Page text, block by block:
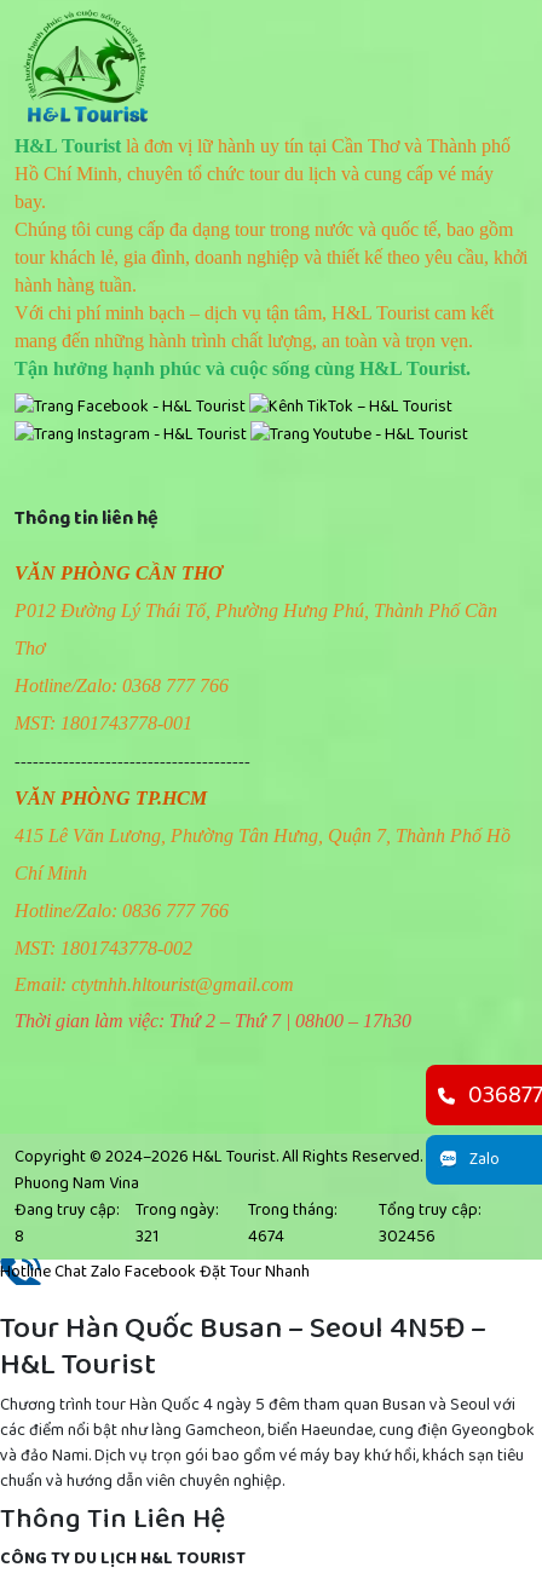
H&L Tourist là đơn vị lữ hành uy tín tại Cần Thơ và Thành phố
Hồ Chí Minh, chuyên tổ chức tour du lịch và cung cấp vé máy
bay.
Chúng tôi cung cấp đa dạng tour trong nước và quốc tế, bao gồm
tour khách lẻ, gia đình, doanh nghiệp và thiết kế theo yêu cầu, khởi
hành hàng tuần.
Với chi phí minh bạch – dịch vụ tận tâm, H&L Tourist cam kết
mang đến những hành trình chất lượng, an toàn và trọn vẹn.
Tận hưởng hạnh phúc và cuộc sống cùng H&L Tourist.
Thông tin liên hệ
VĂN PHÒNG CẦN THƠ
P012 Đường Lý Thái Tổ, Phường Hưng Phú, Thành Phố Cần
Thơ
Hotline/Zalo: 0368 777 766
MST: 1801743778-001
---------------------------------------
VĂN PHÒNG TP.HCM
415 Lê Văn Lương, Phường Tân Hưng, Quận 7, Thành Phố Hồ
Chí Minh
Hotline/Zalo: 0836 777 766
MST: 1801743778-002
Email: ctytnhh.hltourist@gmail.com
Thời gian làm việc: Thứ 2 – Thứ 7 | 08h00 – 17h30
Copyright © 2024–2026 H&L Tourist. All Rights Reserved. |
Design Web:
Phuong Nam Vina
Đang truy cập:
8
Trong ngày:
321
Trong tháng:
4674
Tổng truy cập:
302456
Zalo
HotlineChat ZaloFacebookĐặt Tour Nhanh
Tour Hàn Quốc Busan – Seoul 4N5Đ –
H&L Tourist
Chương trình tour Hàn Quốc 4 ngày 5 đêm tham quan Busan và Seoul với
các điểm nổi bật như làng Gamcheon, biển Haeundae, cung điện Gyeongbok
và đảo Nami. Dịch vụ trọn gói bao gồm vé máy bay khứ hồi, khách sạn tiêu
chuẩn và hướng dẫn viên chuyên nghiệp.
Thông Tin Liên Hệ
CÔNG TY DU LỊCH H&L TOURIST